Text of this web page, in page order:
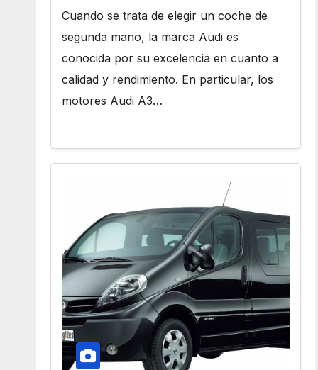
Cuando se trata de elegir un coche de
segunda mano, la marca Audi es
conocida por su excelencia en cuanto a
calidad y rendimiento. En particular, los
motores Audi A3…